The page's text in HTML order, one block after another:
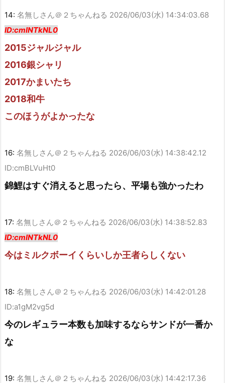
14: 名無しさん＠２ちゃんねる 2026/06/03(水) 14:34:03.68
ID:cmINTkNL0
2015ジャルジャル
2016銀シャリ
2017かまいたち
2018和牛
このほうがよかったな
16: 名無しさん＠２ちゃんねる 2026/06/03(水) 14:38:42.12
ID:cmBLVuHt0
錦鯉はすぐ消えると思ったら、平場も強かったわ
17: 名無しさん＠２ちゃんねる 2026/06/03(水) 14:38:52.83
ID:cmINTkNL0
今はミルクボーイくらいしか王者らしくない
18: 名無しさん＠２ちゃんねる 2026/06/03(水) 14:42:01.28
ID:a1gM2vg5d
今のレギュラー本数も加味するならサンドが一番か
な
19: 名無しさん＠２ちゃんねる 2026/06/03(水) 14:42:17.36